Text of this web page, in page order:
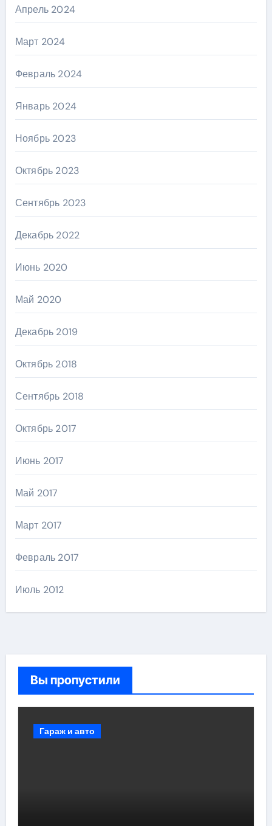
Апрель 2024
Март 2024
Февраль 2024
Январь 2024
Ноябрь 2023
Октябрь 2023
Сентябрь 2023
Декабрь 2022
Июнь 2020
Май 2020
Декабрь 2019
Октябрь 2018
Сентябрь 2018
Октябрь 2017
Июнь 2017
Май 2017
Март 2017
Февраль 2017
Июль 2012
Вы пропустили
Гараж и авто